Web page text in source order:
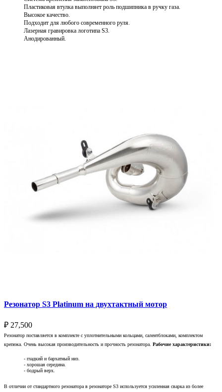
Пластиковая втулка выполняет роль подшипника в ручку газа.
Высокое качество.
Подходит для любого современного руля.
Лазерная гравировка логотипа S3.
Анодированный.
Резонатор S3 Platinum на двухтактный мотор
₽ 27,500
Резонатор поставляется в комплекте с уплотнительными кольцами, салентблоками, комплектом
крепежа. Очень высокая производительность и прочность резонатора. Рабочие характеристики:
- гладкий и бархатный низ.
- хорошая середина.
- бодрый верх.
В отличии от стандартного резонатора в резонаторе S3 используется усиленная сварка из более